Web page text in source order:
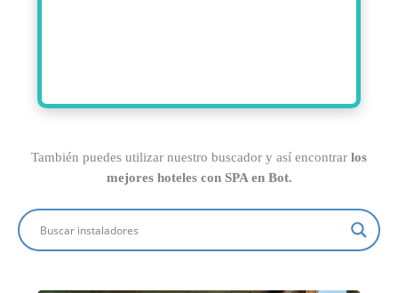
También puedes utilizar nuestro buscador y así encontrar los
mejores hoteles con SPA en Bot.